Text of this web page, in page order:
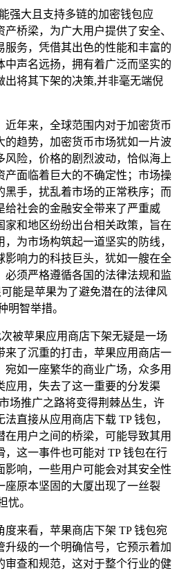
强大且支持多链的加密钱包应
桥梁，为广大用户提供了安全、
服务，凭借其出色的性能和丰富的
中声名远扬，拥有着广泛而坚实的
出将其下架的决策,并非毫无端倪
近年来，全球范围内对于加密货币
的趋势，加密货币市场犹如一片波
险，价格的剧烈波动，恰似海上
产面临着巨大的不确定性；市场操
黑手，扰乱着市场的正常秩序；而
给社会的金融安全带来了严重威
家和地区纷纷出台相关政策，旨在
为市场构筑起一道坚实的防线，
影响力的科技巨头，犹如一艘在全
必须严格遵循各国的法律法规和监
能是苹果为了避免潜在的法律风
明智举措。
被苹果应用商店下架无疑是一场
来了沉重的打击，苹果应用商店一
宛如一座繁华的商业广场，众多用
应用，失去了这一重要的分发渠
场推广之路将变得荆棘丛生，许
直接从应用商店下载 TP 钱包，
用户之间的桥梁，可能导致其用
，这一事件也可能对 TP 钱包在行
影响，一些用户可能会对其安全性
座原本坚固的大厦出现了一丝裂
忧。
度来看，苹果商店下架 TP 钱包宛
级的一个明确信号，它预示着加
审查和规范，这对于整个行业的健